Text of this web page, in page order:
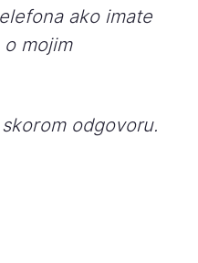
ako imate
mojim
odgovoru.